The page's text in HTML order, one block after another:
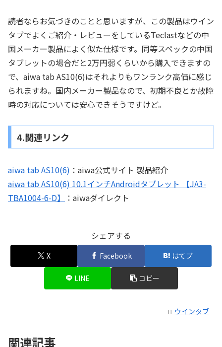
読者ならお気づきのことと思いますが、この製品はウイン
タブでよくご紹介・レビューをしているTeclastなどの中
国メーカー製品によく似た仕様です。同等スペックの中国
タブレットの場合だと2万円弱くらいから購入できますの
で、aiwa tab AS10(6)はそれよりもワンランク高価に感じ
られますね。国内メーカー製品なので、初期不良とか故障
時の対応については安心できそうですけど。
4.関連リンク
aiwa tab AS10(6) ：aiwa公式サイト 製品紹介
aiwa tab AS10(6) 10.1インチAndroidタブレット 【JA3-
TBA1004-6-D】
：aiwaダイレクト
シェアする
X Facebook はてブ
LINE コピー
ウインタブ
関連記事